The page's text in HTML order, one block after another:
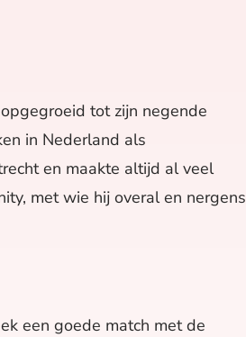
tot zijn negende
in Nederland als
en maakte altijd al veel
met wie hij overal en nergens
een goede match met de